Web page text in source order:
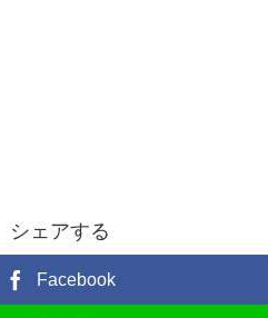
シェアする
Facebook